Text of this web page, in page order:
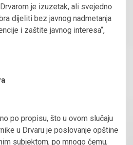
je izuzetak, ali svejedno
dijeliti bez javnog nadmetanja
i zaštite javnog interesa“,
po propisu, što u ovom slučaju
u Drvaru je poslovanje opštine
subjektom, po mnogo čemu,